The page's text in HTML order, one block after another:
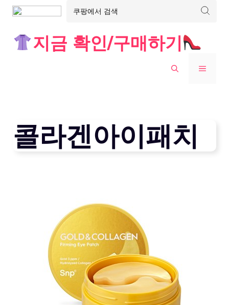
지금 확인/구매하기
MENU
콜라겐아이패치